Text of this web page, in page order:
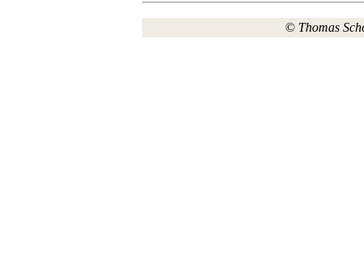
© Thomas